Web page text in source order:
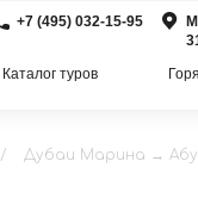
Каталог туров
+7 (495) 032-15-95
/ Дубаи Марина → Абу